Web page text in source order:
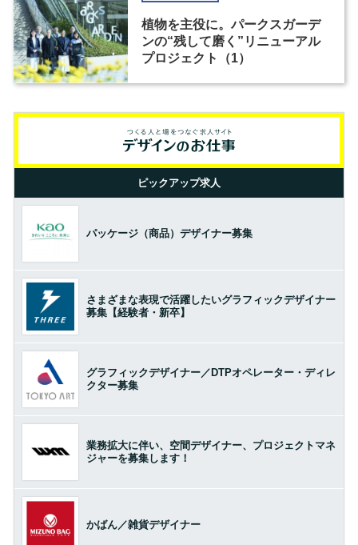
植物を主役に。パークスガーデ
ンの“残して磨く”リニューアル
プロジェクト（1）
ピックアップ求人
パッケージ（商品）デザイナー募集
さまざまな表現で活躍したいグラフィックデザイナー
募集【経験者・新卒】
グラフィックデザイナー／DTPオペレーター・ディレ
クター募集
業務拡大に伴い、空間デザイナー、プロジェクトマネ
ジャーを募集します！
かばん／雑貨デザイナー